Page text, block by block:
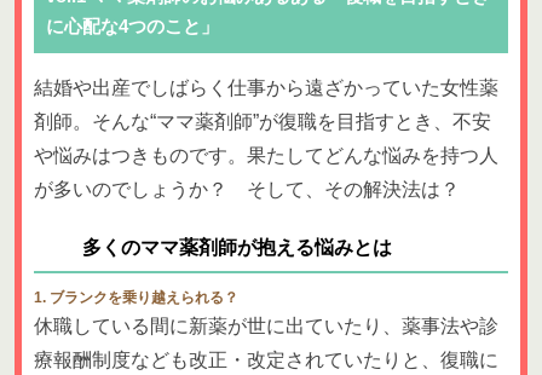
に心配な4つのこと」
結婚や出産でしばらく仕事から遠ざかっていた女性薬
剤師。そんな“ママ薬剤師”が復職を目指すとき、不安
や悩みはつきものです。果たしてどんな悩みを持つ人
が多いのでしょうか？ そして、その解決法は？
多くのママ薬剤師が抱える悩みとは
1. ブランクを乗り越えられる？
休職している間に新薬が世に出ていたり、薬事法や診
療報酬制度なども改正・改定されていたりと、復職に